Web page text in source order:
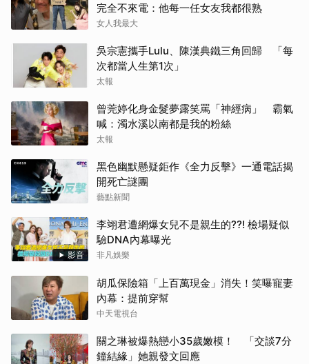
完全不來電：他每一任女友我都很熟
女人我最大
吳宗憲攜手Lulu、陳漢典鐵三角回歸 「每
次都當人生第1次」
太報
曾莞婷化身金髮夢露笑罵「神經病」 霸氣
喊：濁水溪以南都是我的粉絲
太報
黑色幽默懸疑鉅作《全力反擊》一通電話揭
開死亡謎團
藝點新聞
影音
李翊君遭網爆女兒不是親生的??! 檢場疑似
驗DNA內幕曝光
非凡娛樂
胡瓜保險箱「上百萬現金」消失！笑曝寵妻
內幕：提前穿幫
中天電視台
關之琳被爆熱戀小35歲嫩模！ 「交談7分
鐘結緣」她親發文回應